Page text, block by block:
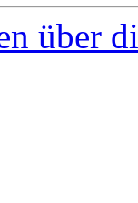
über